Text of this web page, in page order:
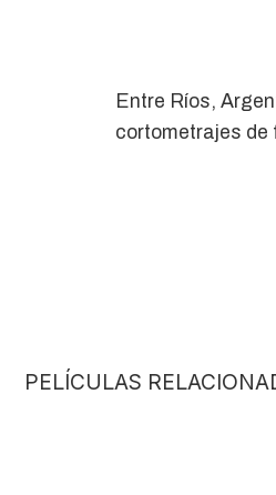
Entre Ríos,
cortometrajes de
PELÍCULAS